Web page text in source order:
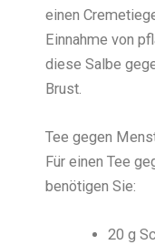
einen
Einnahme von
diese Salbe
Brust.
Tee gegen
Für einen Tee
benötigen Sie:
20 g